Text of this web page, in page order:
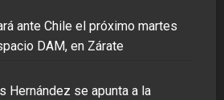
ante Chile el próximo martes
DAM, en Zárate
Hernández se apunta a la